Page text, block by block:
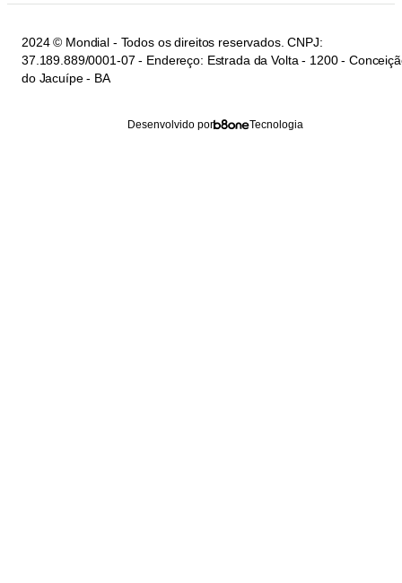
2024 © Mondial - Todos os direitos reservados. CNPJ:
37.189.889/0001-07 - Endereço: Estrada da Volta - 1200 -
do Jacuípe - BA
Desenvolvido por Tecnologia